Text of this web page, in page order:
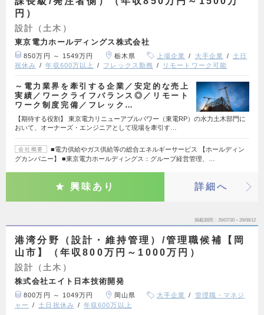
円）
設計（土木）
東京電力ホールディングス株式会社
850万円 ～ 1549万円 栃木県 上場企業 大手企業
土日
祝休み
年収600万以上 フレックス勤務 リモートワーク可能
～電力業界を牽引する企業／安定的な売上
実績／ワークライフバランス◎／リモート
ワーク制度完備／フレック…
【期待する役割】 東京電力リニューアブルパワー（東電RP）の水力土木部門に
おいて、オーナーズ・エンジニアとして現場を牽引す…
会社概要
■電力供給やガス供給等の総合エネルギーサービス 【ホールディン
グカンパニー】 ■東京電力ホールディングス：グループ経営管理、…
興味あり 詳細へ
掲載期間 26/07/30～26/08/12
港湾分野（設計・維持管理）/管理職候補【岡
山市】（年収800万円～1000万円）
設計（土木）
株式会社エイト日本技術開発
800万円 ～ 1049万円 岡山県 大手企業
管理職・マネジ
ャー
土日祝休み 年収600万以上